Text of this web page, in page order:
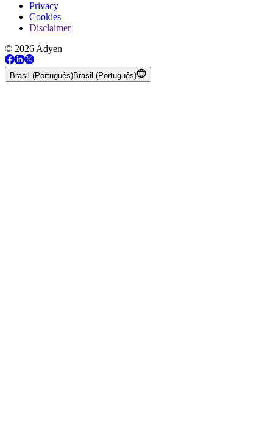
Privacy
Cookies
Disclaimer
© 2026 Adyen
Brasil (Português)Brasil (Português)